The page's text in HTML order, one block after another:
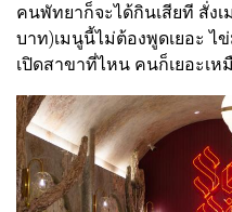
คนพัทยาก็จะได้กินเสียที สั่งเ
บาท)เมนูนี้ไม่ต้องพูดเยอะ
เปิดสาขาที่ไหน คนก็เยอะเ